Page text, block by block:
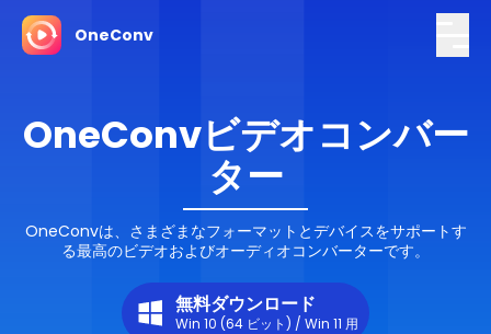
OneConv
OneConvビデオコンバー
ター
OneConvは、さまざまなフォーマットとデバイスをサポートす
る最高のビデオおよびオーディオコンバーターです。
無料ダウンロード
Win 10 (64 ビット) / Win 11 用